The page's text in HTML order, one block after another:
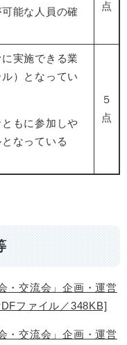
能な人員の確
点
実施できる業
）となってい
もに参加しや
なっている
５
点
・交流会」企画・運営
ファイル／348KB]
・交流会」企画・運営